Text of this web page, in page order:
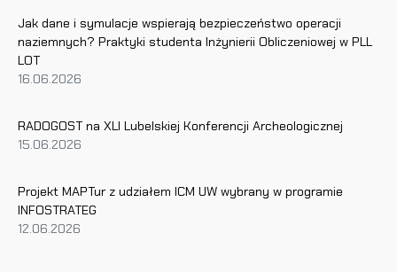
Jak dane i symulacje wspierają bezpieczeństwo operacji
naziemnych? Praktyki studenta Inżynierii Obliczeniowej w PLL
LOT
16.06.2026
RADOGOST na XLI Lubelskiej Konferencji Archeologicznej
15.06.2026
Projekt MAPTur z udziałem ICM UW wybrany w programie
INFOSTRATEG
12.06.2026
s
u